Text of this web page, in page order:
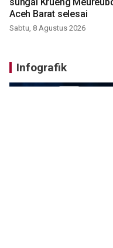
Aceh Barat selesai
Sabtu, 8 Agustus 2026
Infografik